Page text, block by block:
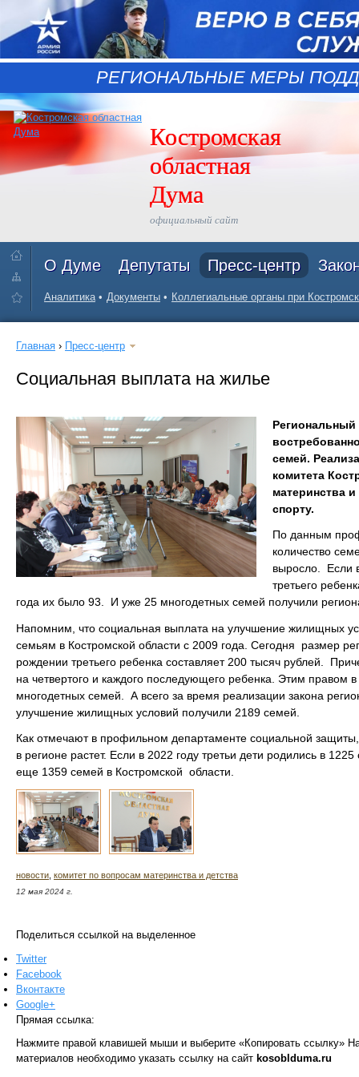
РЕГИОНАЛЬНЫЕ МЕРЫ
Костромская
областная
Дума
официальный сайт
О Думе Депутаты Пресс-центр
Аналитика Документы Коллегиальные органы при
Главная › Пресс-центр
Социальная выплата на жилье
Региональный
семей.
комитета
материнства
спорту.
По данным
количество
выросло. Если
третьего
года их было 93. И уже 25 многодетных семей получили
Напомним, что социальная выплата на улучшение жилищных
семьям в Костромской области с 2009 года. Сегодня размер
рождении третьего ребенка составляет 200 тысяч рублей.
на четвертого и каждого последующего ребенка. Этим правом
многодетных семей. А всего за время реализации закона
улучшение жилищных условий получили 2189 семей.
Как отмечают в профильном департаменте социальной
в регионе растет. Если в 2022 году третьи дети родились в
еще 1359 семей в Костромской области.
новости комитет по вопросам материнства и детства
12 мая 2024 г.
Поделиться ссылкой на выделенное
Twitter
Facebook
Вконтакте
Google+
Прямая ссылка:
Нажмите правой клавишей мыши и выберите «Копировать ссылку»
материалов необходимо указать ссылку на сайт kosoblduma.ru